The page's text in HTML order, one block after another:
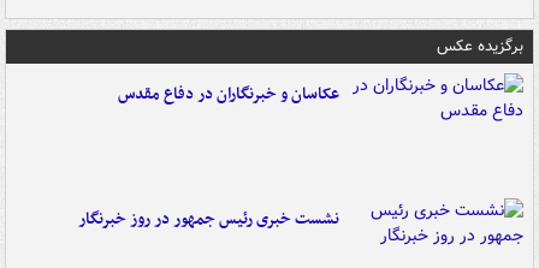
برگزیده عکس
عکاسان و خبرنگاران در دفاع مقدس
نشست خبری رئیس جمهور در روز خبرنگار